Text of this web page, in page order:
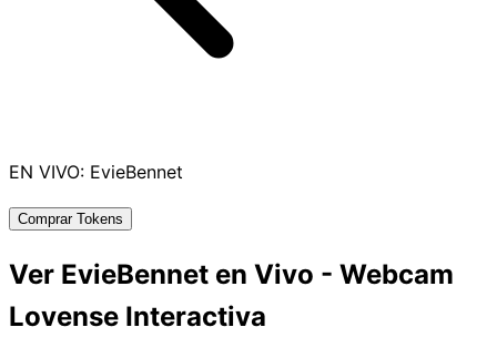
EN VIVO: EvieBennet
Comprar Tokens
Ver EvieBennet en Vivo - Webcam
Lovense Interactiva